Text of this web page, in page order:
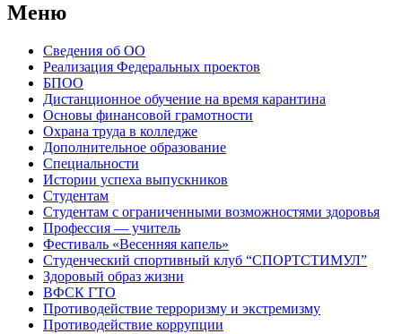
Меню
Сведения об ОО
Реализация Федеральных проектов
БПОО
Дистанционное обучение на время карантина
Основы финансовой грамотности
Охрана труда в колледже
Дополнительное образование
Специальности
Истории успеха выпускников
Студентам
Студентам с ограниченными возможностями здоровья
Профессия — учитель
Фестиваль «Весенняя капель»
Студенческий спортивный клуб “СПОРТСТИМУЛ”
Здоровый образ жизни
ВФСК ГТО
Противодействие терроризму и экстремизму
Противодействие коррупции